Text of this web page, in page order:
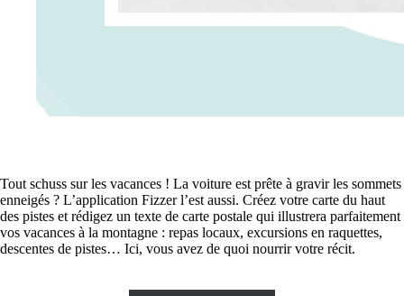
Tout schuss sur les vacances ! La voiture est prête à gravir les sommets
enneigés ? L’application Fizzer l’est aussi. Créez votre carte du haut
des pistes et rédigez un texte de carte postale qui illustrera parfaitement
vos vacances à la montagne : repas locaux, excursions en raquettes,
descentes de pistes… Ici, vous avez de quoi nourrir votre récit.